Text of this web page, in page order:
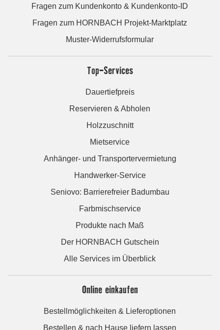
Fragen zum Kundenkonto & Kundenkonto-ID
Fragen zum HORNBACH Projekt-Marktplatz
Muster-Widerrufsformular
Top-Services
Dauertiefpreis
Reservieren & Abholen
Holzzuschnitt
Mietservice
Anhänger- und Transportervermietung
Handwerker-Service
Seniovo: Barrierefreier Badumbau
Farbmischservice
Produkte nach Maß
Der HORNBACH Gutschein
Alle Services im Überblick
Online einkaufen
Bestellmöglichkeiten & Lieferoptionen
Bestellen & nach Hause liefern lassen